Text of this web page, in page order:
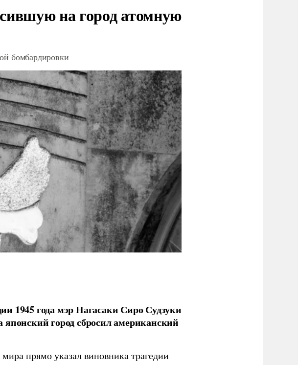
на город атомную
бомбардировки
1945 года мэр Нагасаки Сиро Судзуки
город сбросил американский
прямо указал виновника трагедии